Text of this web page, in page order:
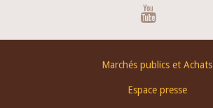
Marchés publics et Achats
Espace presse